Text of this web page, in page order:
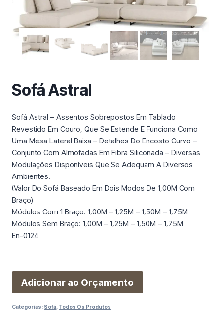
Sofá Astral
Sofá Astral – Assentos Sobrepostos Em Tablado
Revestido Em Couro, Que Se Estende E Funciona Como
Uma Mesa Lateral Baixa – Detalhes Do Encosto Curvo –
Conjunto Com Almofadas Em Fibra Siliconada – Diversas
Modulações Disponíveis Que Se Adequam A Diversos
Ambientes.
(Valor Do Sofá Baseado Em Dois Modos De 1,00M Com
Braço)
Módulos Com 1 Braço: 1,00M – 1,25M – 1,50M – 1,75M
Módulos Sem Braço: 1,00M – 1,25M – 1,50M – 1,75M
En-0124
Adicionar ao Orçamento
Categorias: Sofá, Todos Os Produtos